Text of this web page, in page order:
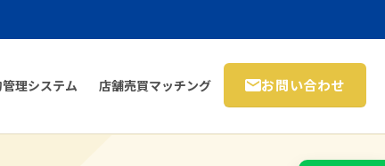
理システム 店舗売買マッチング お問い合わせ